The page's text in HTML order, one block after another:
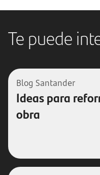
Te puede
Blog Santander
Ideas para
obra